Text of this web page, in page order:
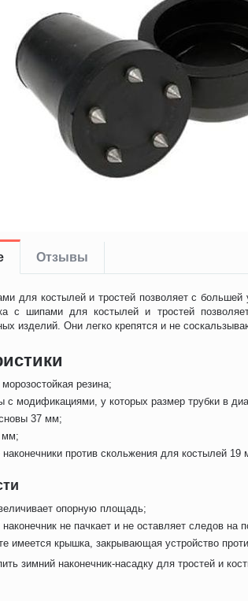
Отзывы
для костылей и тростей позволяет с
с шипами для костылей и тростей
изделий. Они легко крепятся и не
резина;
с модификациями, у которых размер трубки в
37 мм;
мм;
наконечники против скольжения для костылей
опорную площадь;
наконечник не пачкает и не оставляет следов на
имеется крышка, закрывающая устройство
зимний наконечник-насадку для тростей и